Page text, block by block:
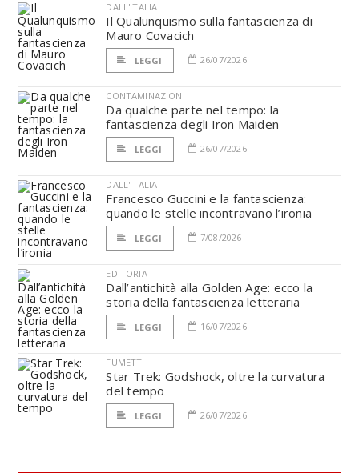
DALL'ITALIA
Il Qualunquismo sulla fantascienza di
Mauro Covacich
LEGGI 26/07/2026
CONTAMINAZIONI
Da qualche parte nel tempo: la
fantascienza degli Iron Maiden
LEGGI 26/07/2026
DALL'ITALIA
Francesco Guccini e la fantascienza:
quando le stelle incontravano l’ironia
LEGGI 7/08/2026
EDITORIA
Dall’antichità alla Golden Age: ecco la
storia della fantascienza letteraria
LEGGI 16/07/2026
FUMETTI
Star Trek: Godshock, oltre la curvatura
del tempo
LEGGI 26/07/2026